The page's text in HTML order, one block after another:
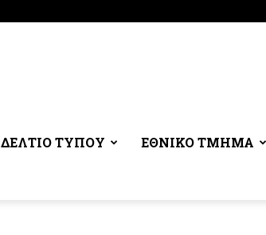
ΔΕΛΤΙΟ ΤΥΠΟΥ ΕΘΝΙΚΌ ΤΜΉΜΑ